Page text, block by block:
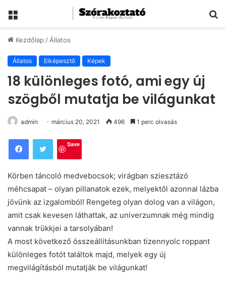
Menü
Kezdőlap / Állatos
Állatos Elképesztő Képek
18 különleges fotó, ami egy új
szögből mutatja be világunkat
admin március 20, 2021 496 1 perc olvasás
Save
Körben táncoló medvebocsok; virágban sziesztázó
méhcsapat – olyan pillanatok ezek, melyektől azonnal lázba
jövünk az izgalomból! Rengeteg olyan dolog van a világon,
amit csak kevesen láthattak, az univerzumnak még mindig
vannak trükkjei a tarsolyában!
A most következő összeállításunkban tizennyolc roppant
különleges fotót találtok majd, melyek egy új
megvilágításból mutatják be világunkat!